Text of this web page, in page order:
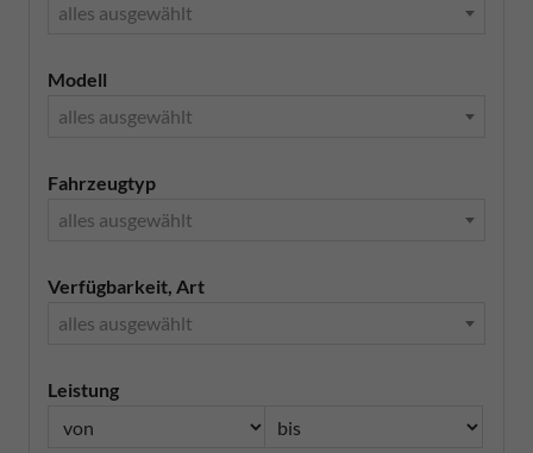
alles ausgewählt
Modell
alles ausgewählt
Fahrzeugtyp
alles ausgewählt
Verfügbarkeit, Art
alles ausgewählt
Leistung